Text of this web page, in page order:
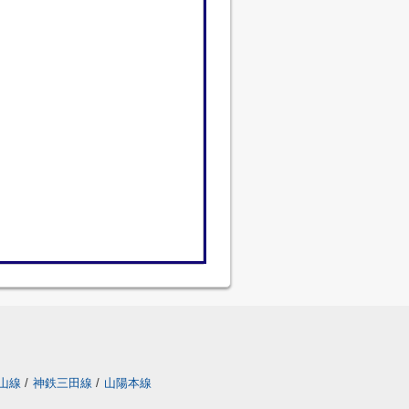
線 / 神鉄三田線 / 山陽本線